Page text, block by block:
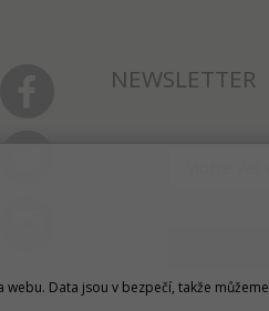
NEWSLETTER
Data jsou v bezpečí, takže můžeme